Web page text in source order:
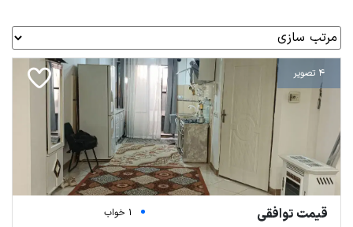
پاک کردن محدوده
انتخابی
4 تصویر
قیمت توافقی
1 خواب